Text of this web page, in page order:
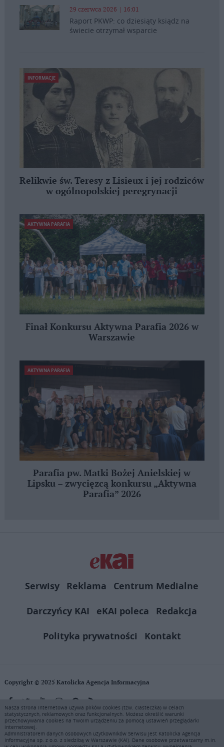
29 czerwca 2026 | 16:01
Raport PKWP: co dziesiąty ksiądz na
świecie otrzymał wsparcie
INFORMACJE
Relikwie św. Teresy z Lisieux i jej rodziców
w ogólnopolskiej peregrynacji
AKTYWNA PARAFIA
Finał Konkursu Aktywna Parafia 2026 w
Warszawie
AKTYWNA PARAFIA
Parafia pw. Matki Bożej Anielskiej w
Lipsku – zwycięzcą konkursu „Aktywna
Parafia” 2026
Serwisy Reklama
Centrum Medialne
Darczyńcy KAI
eKAI poleca
Redakcja
Polityka prywatności
Kontakt
Copyright © 2025 Katolicka Agencja Informacyjna
KAI zastrzega wszelkie prawa do serwisu. Użytkownicy mogą pobierać
i drukować fragmenty zawartości serwisu internetowego www.ekai.pl
wyłącznie do użytku osobistego. Publikacja, rozpowszechnianie
zawartości niniejszego serwisu lub jej sprzedaż (także framing i in.
Nasza strona internetowa używa plików cookies (tzw. ciasteczka) w celach
statystycznych, reklamowych oraz funkcjonalnych. Możesz określić warunki
przechowywania cookies na Twoim urządzeniu za pomocą ustawień przeglądarki
internetowej.
Administratorem danych osobowych użytkowników Serwisu jest Katolicka Agencja
Informacyjna sp. z o.o. z siedzibą w Warszawie (KAI). Dane osobowe przetwarzamy m.in.